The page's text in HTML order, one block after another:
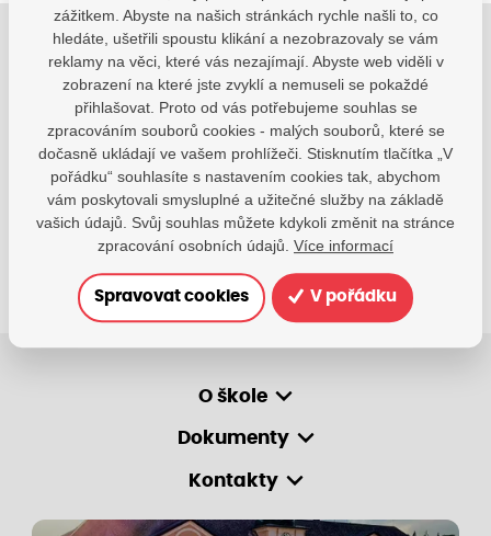
Jsme tu pro Vaše děti.
Jsme k dispozici, pokud potřebujete pomoci.
zsvhejny@zsvhejny.cz
+420 491 465 813
po-pá: 7:30 - 15:30 hod.
O škole
Dokumenty
Kontakty
zážitkem. Abyste na našich stránkách rychle našli to, co
hledáte, ušetřili spoustu klikání a nezobrazovaly se vám
reklamy na věci, které vás nezajímají. Abyste web viděli v
zobrazení na které jste zvyklí a nemuseli se pokaždé
přihlašovat. Proto od vás potřebujeme souhlas se
zpracováním souborů cookies - malých souborů, které se
dočasně ukládají ve vašem prohlížeči. Stisknutím tlačítka „V
pořádku“ souhlasíte s nastavením cookies tak, abychom
vám poskytovali smysluplné a užitečné služby na základě
vašich údajů. Svůj souhlas můžete kdykoli změnit na stránce
zpracování osobních údajů. Více informací
Spravovat cookies V pořádku